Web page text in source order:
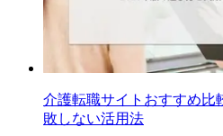
介護転職サイトおすすめ比
敗しない活用法